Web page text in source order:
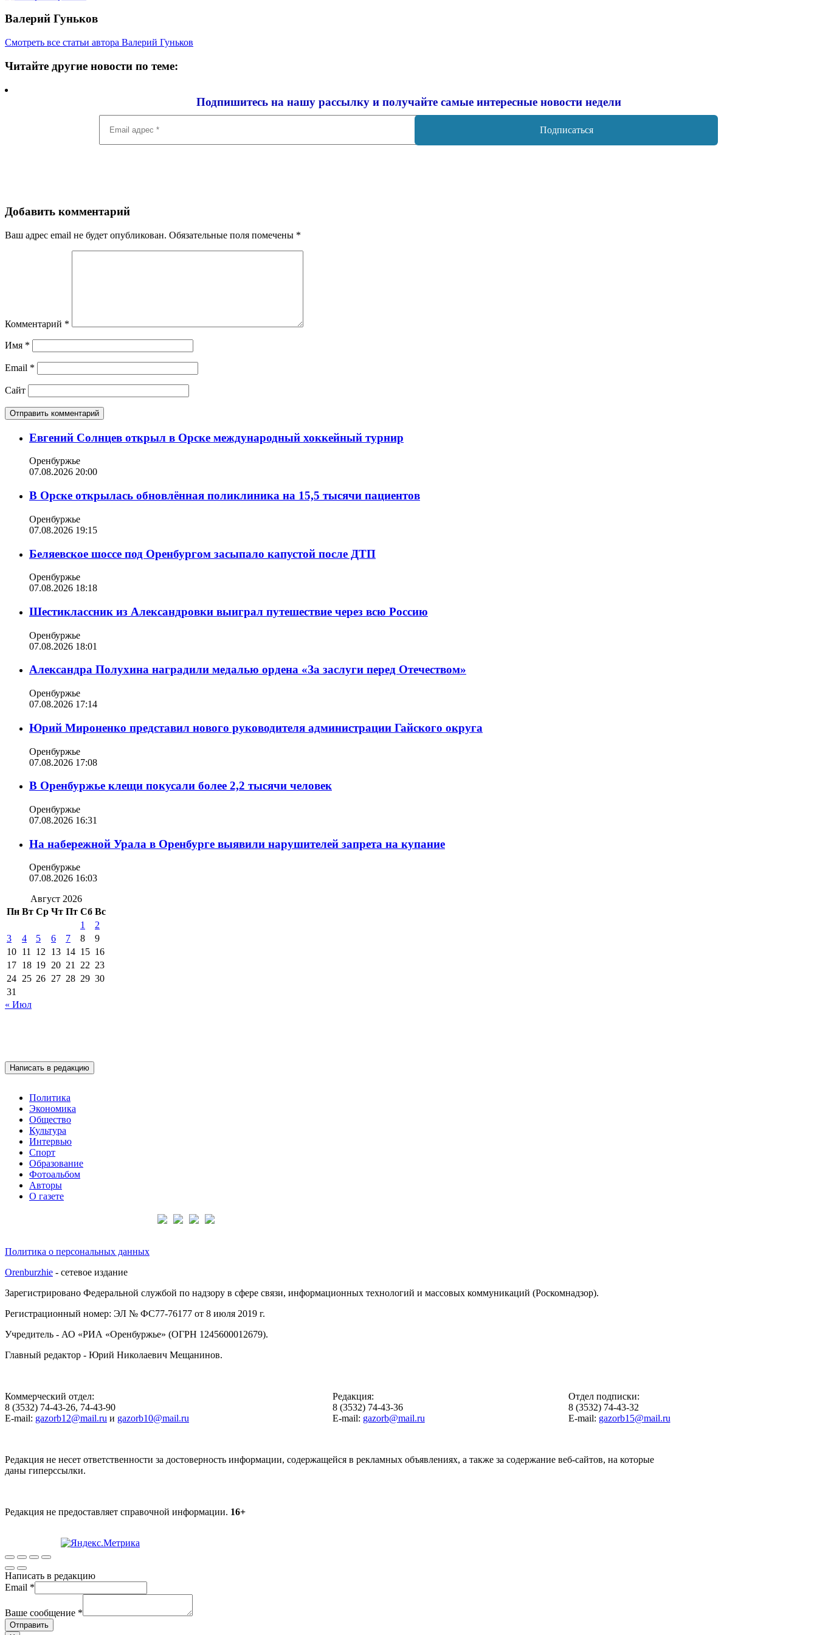
Валерий Гуньков
Смотреть все статьи автора Валерий Гуньков
Читайте другие новости по теме:
Подпишитесь на нашу рассылку и получайте самые интересные новости недели
адрес
*
Добавить комментарий
Ваш адрес email не будет опубликован. Обязательные поля помечены *
Комментарий *
Имя *
Email *
Сайт
Евгений Солнцев открыл в Орске международный хоккейный турнир
Оренбуржье
07.08.2026 20:00
В Орске открылась обновлённая поликлиника на 15,5 тысячи пациентов
Оренбуржье
07.08.2026 19:15
Беляевское шоссе под Оренбургом засыпало капустой после ДТП
Оренбуржье
07.08.2026 18:18
Шестиклассник из Александровки выиграл путешествие через всю Россию
Оренбуржье
07.08.2026 18:01
Александра Полухина наградили медалью ордена «За заслуги перед Отечеством»
Оренбуржье
07.08.2026 17:14
Юрий Мироненко представил нового руководителя администрации Гайского округа
Оренбуржье
07.08.2026 17:08
В Оренбуржье клещи покусали более 2,2 тысячи человек
Оренбуржье
07.08.2026 16:31
На набережной Урала в Оренбурге выявили нарушителей запрета на купание
Оренбуржье
07.08.2026 16:03
Август 2026
Пн Вт Ср Чт Пт Сб Вс
1
2
3
4 5 6 7 8
9
10 11 12 13 14 15 16
17 18 19 20 21 22 23
24 25 26 27 28 29 30
31
« Июл
Написать в редакцию
Политика
Экономика
Общество
Культура
Интервью
Спорт
Образование
Фотоальбом
Авторы
О газете
Политика о персональных данных
Orenburzhie - сетевое издание
Зарегистрировано Федеральной службой по надзору в сфере связи, информационных технологий и массовых коммуникаций (Роскомнадзор).
Регистрационный номер: ЭЛ № ФС77-76177 от 8 июля 2019 г.
Учредитель - АО «РИА «Оренбуржье» (ОГРН 1245600012679).
Главный редактор - Юрий Николаевич Мещанинов.
Коммерческий отдел:
8 (3532) 74-43-26, 74-43-90
E-mail: gazorb12@mail.ru и gazorb10@mail.ru
Редакция:
8 (3532) 74-43-36
E-mail: gazorb@mail.ru
Отдел подписки:
8 (3532) 74-43-32
E-mail: gazorb15@mail.ru
Редакция не несет ответственности за достоверность информации, содержащейся в рекламных объявлениях, а также за содержание веб-сайтов, на которые
даны гиперссылки.
Редакция не предоставляет справочной информации. 16+
Написать в редакцию
Email *
Ваше сообщение *
Отправить